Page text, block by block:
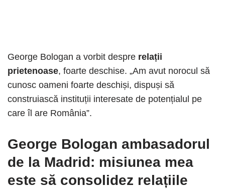
George Bologan a vorbit despre relații
prietenoase, foarte deschise. „Am avut norocul să
cunosc oameni foarte deschiși, dispuși să
construiască instituții interesate de potențialul pe
care îl are România”.
George Bologan ambasadorul
de la Madrid: misiunea mea
este să consolidez relațiile